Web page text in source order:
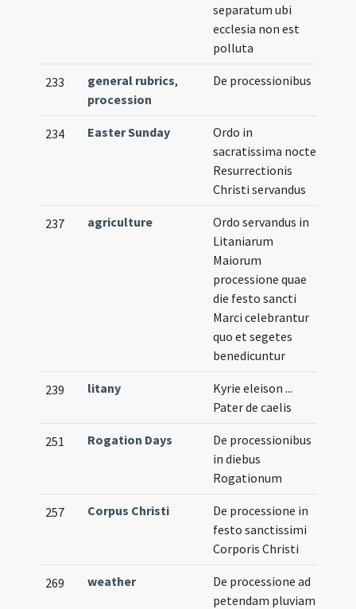
separatum ubi
ecclesia non est
polluta
233 general rubrics,
procession
De processionibus
234 Easter Sunday
Ordo in
sacratissima nocte
Resurrectionis
Christi servandus
237 agriculture
Ordo servandus in
Litaniarum
Maiorum
processione quae
die festo sancti
Marci celebrantur
quo et segetes
benedicuntur
239 litany
Kyrie eleison ...
Pater de caelis
251 Rogation Days
De processionibus
in diebus
Rogationum
257 Corpus Christi
De processione in
festo sanctissimi
Corporis Christi
269 weather
De processione ad
petendam pluviam